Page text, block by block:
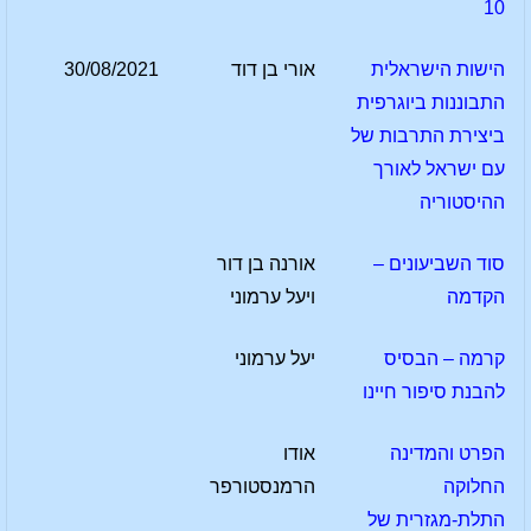
10
הישות הישראלית
התבוננות ביוגרפית
ביצירת התרבות של
עם ישראל לאורך
ההיסטוריה
אורי בן דוד 30/08/2021
סוד השביעונים –
הקדמה
אורנה בן דור
ויעל ערמוני
קרמה – הבסיס
להבנת סיפור חיינו
יעל ערמוני
הפרט והמדינה
החלוקה
התלת-מגזרית של
אודו
הרמנסטורפר